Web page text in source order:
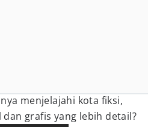
menjelajahi kota fiksi,
grafis yang lebih detail?